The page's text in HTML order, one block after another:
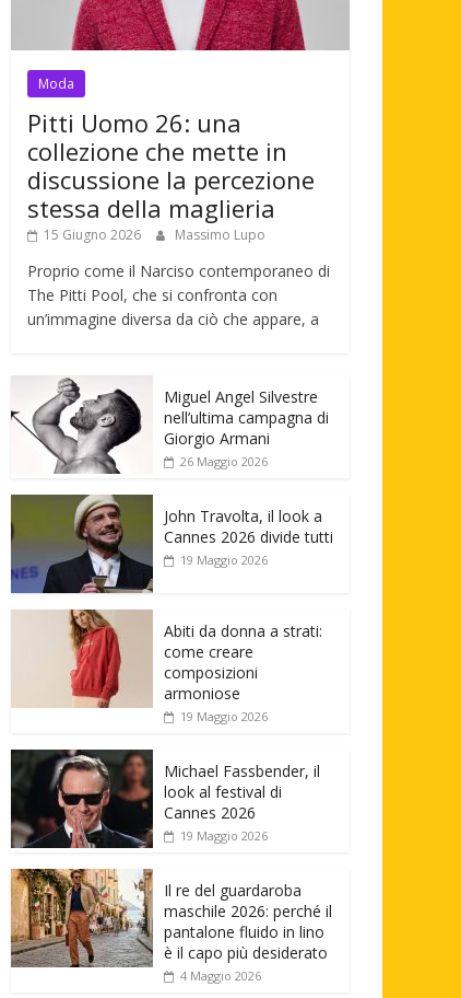
Moda
Pitti Uomo 26: una
collezione che mette in
discussione la percezione
stessa della maglieria
15 Giugno 2026 Massimo Lupo
Proprio come il Narciso contemporaneo di
The Pitti Pool, che si confronta con
un’immagine diversa da ciò che appare, a
Miguel Angel Silvestre
nell’ultima campagna di
Giorgio Armani
26 Maggio 2026
John Travolta, il look a
Cannes 2026 divide tutti
19 Maggio 2026
Abiti da donna a strati:
come creare
composizioni
armoniose
19 Maggio 2026
Michael Fassbender, il
look al festival di
Cannes 2026
19 Maggio 2026
Il re del guardaroba
maschile 2026: perché il
pantalone fluido in lino
è il capo più desiderato
4 Maggio 2026